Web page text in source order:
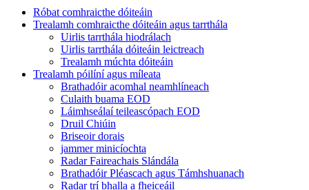
Róbat comhraicthe dóiteáin
Trealamh comhraicthe dóiteáin agus tarrthála
Uirlis tarrthála hiodrálach
Uirlis tarrthála dóiteáin leictreach
Trealamh múchta dóiteáin
Trealamh póilíní agus míleata
Brathadóir acomhal neamhlíneach
Culaith buama EOD
Láimhseálaí teileascópach EOD
Druil Chiúin
Briseoir dorais
jammer minicíochta
Radar Faireachais Slándála
Brathadóir Pléascach agus Támhshuanach
Radar trí bhalla a fheiceáil